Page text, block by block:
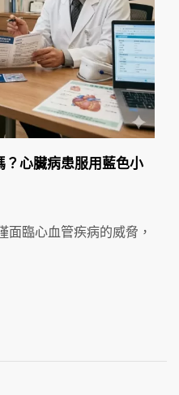
心臟病患服用藍色小
面臨心血管疾病的威脅，